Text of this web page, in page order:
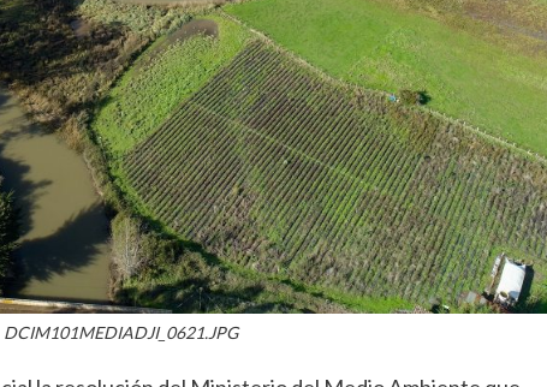
DCIM101MEDIADJI_0621.JPG